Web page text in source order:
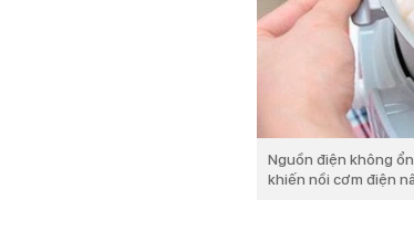
Nguồn điện không
khiến nồi cơm điện